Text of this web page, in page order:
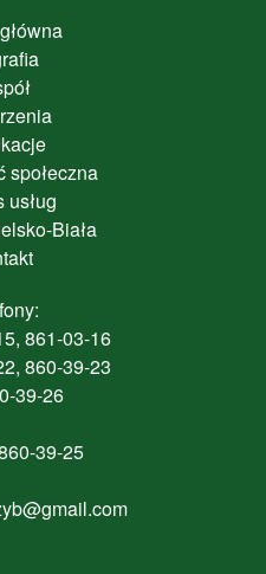
społeczna
usług
Biała
861-03-16
860-39-23
39-26
39-25